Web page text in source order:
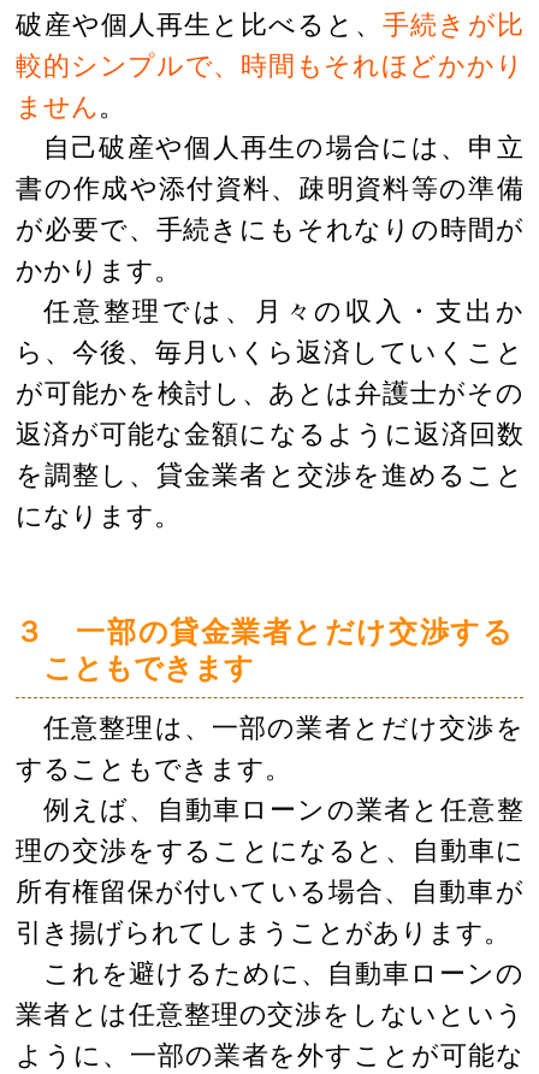
破産や個人再生と比べると、手続きが比
較的シンプルで、時間もそれほどかかり
ません。
自己破産や個人再生の場合には、申立
書の作成や添付資料、疎明資料等の準備
が必要で、手続きにもそれなりの時間が
かかります。
任意整理では、月々の収入・支出か
ら、今後、毎月いくら返済していくこと
が可能かを検討し、あとは弁護士がその
返済が可能な金額になるように返済回数
を調整し、貸金業者と交渉を進めること
になります。
３ 一部の貸金業者とだけ交渉する
こともできます
任意整理は、一部の業者とだけ交渉を
することもできます。
例えば、自動車ローンの業者と任意整
理の交渉をすることになると、自動車に
所有権留保が付いている場合、自動車が
引き揚げられてしまうことがあります。
これを避けるために、自動車ローンの
業者とは任意整理の交渉をしないという
ように、一部の業者を外すことが可能な